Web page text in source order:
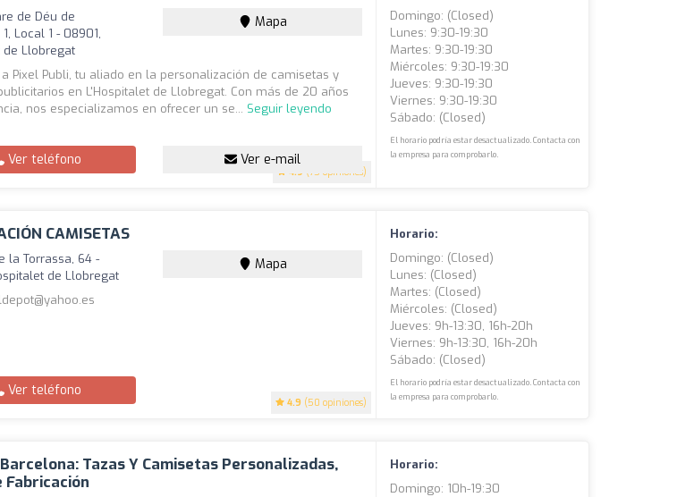
4.9 (75 opiniones)
de Déu de
Local 1 - 08901,
de Llobregat
Mapa
Pixel Publi, tu aliado en la personalización de camisetas y
en L'Hospitalet de Llobregat. Con más de 20 años
nos especializamos en ofrecer un se... Seguir leyendo
Ver teléfono Ver e-mail
Domingo: (closed)
Lunes: 9:30-19:30
Martes: 9:30-19:30
Miércoles: 9:30-19:30
Jueves: 9:30-19:30
Viernes: 9:30-19:30
Sábado: (closed)
El horario podría estar desactualizado. Contacta con
la empresa para comprobarlo.
CAMISETAS
4.9 (50 opiniones)
la Torrassa, 64 -
de Llobregat
Mapa
Ver teléfono
Horario:
Domingo: (closed)
Lunes: (closed)
Martes: (closed)
Miércoles: (closed)
Jueves: 9h-13:30, 16h-20h
Viernes: 9h-13:30, 16h-20h
Sábado: (closed)
El horario podría estar desactualizado. Contacta con
la empresa para comprobarlo.
Barcelona: Tazas Y Camisetas Personalizadas,
Fabricación
Horario:
Domingo: 10h-19:30